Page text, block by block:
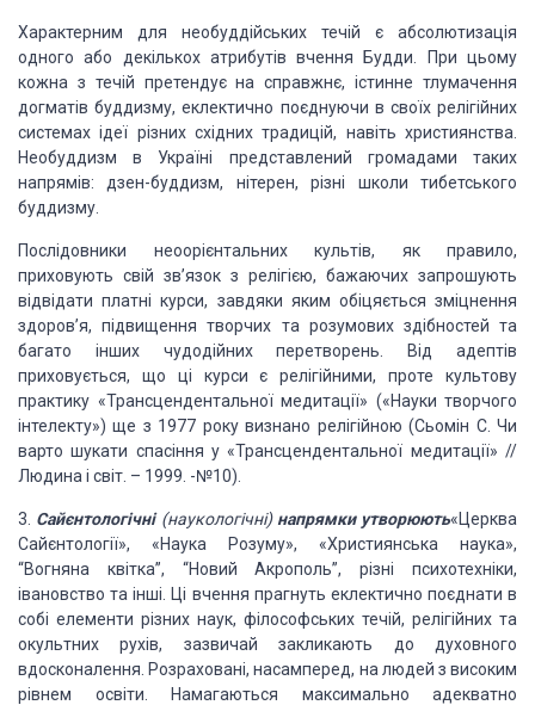
Характерним для необуддійських течій є абсолютизація
одного або декількох атрибутів вчення Будди. При цьому
кожна з течій претендує на справжнє, істинне тлумачення
догматів буддизму, еклектично поєднуючи в своїх релігійних
системах ідеї різних східних традицій, навіть християнства.
Необуддизм в Україні представлений громадами таких
напрямів: дзен-буддизм, нітерен, різні школи тибетського
буддизму.
Послідовники неоорієнтальних культів, як правило,
приховують свій зв’язок з релігією, бажаючих запрошують
відвідати платні курси, завдяки яким обіцяється зміцнення
здоров’я, підвищення творчих та розумових здібностей та
багато інших чудодійнихперетворень. Від адептів
приховується, що ці курси є релігійними, проте культову
практику «Трансцендентальної медитації» («Науки творчого
інтелекту») ще з 1977 року визнано релігійною(Сьомін С. Чи
варто шукати спасіння у «Трансцендентальної медитації» //
Людина і світ. – 1999. -№10).
3. Сайєнтологічні (наукологічні)напрямки утворюють«Церква
Сайєнтології», «Наука Розуму», «Християнська наука»,
“Вогняна квітка”, “Новий Акрополь”, різні психотехніки,
івановство та інші . Ці вчення прагнуть еклектично поєднати в
собі елементи різних наук, філософських течій, релігійних та
окультних рухів, зазвичай закликають до духовного
вдосконалення. Розраховані, насамперед, на людей з високим
рівнем освіти. Намагаються максимально адекватно